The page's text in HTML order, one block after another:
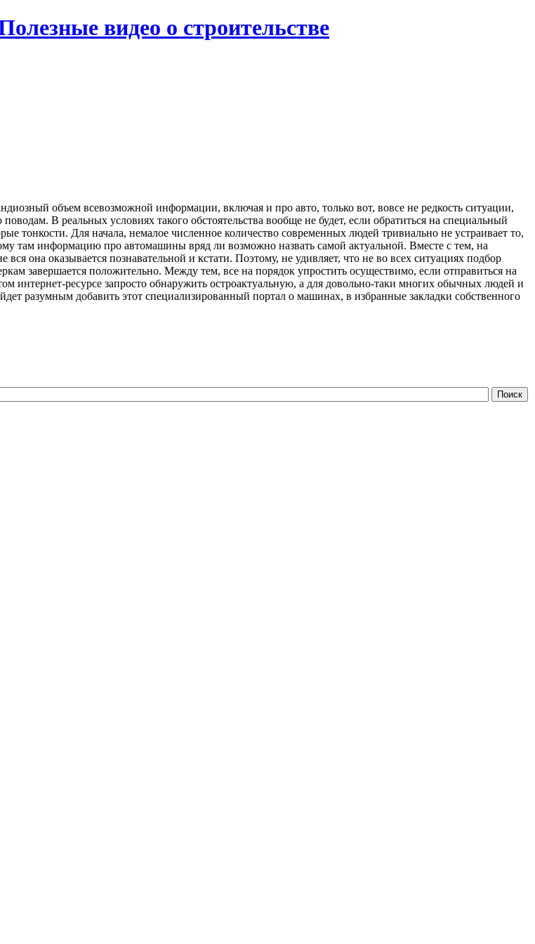
видео о строительстве
объем всевозможной информации, включая и про авто, только вот, вовсе не редкость ситуации,
В реальных условиях такого обстоятельства вообще не будет, если обратиться на специальный
тонкости. Для начала, немалое численное количество современных людей тривиально не устраивает то,
там информацию про автомашины вряд ли возможно назвать самой актуальной. Вместе с тем, на
она оказывается познавательной и кстати. Поэтому, не удивляет, что не во всех ситуациях подбор
завершается положительно. Между тем, все на порядок упростить осуществимо, если отправиться на
интернет-ресурсе запросто обнаружить остроактуальную, а для довольно-таки многих обычных людей и
разумным добавить этот специализированный портал о машинах, в избранные закладки собственного